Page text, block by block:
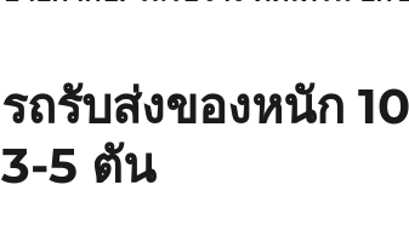
รถรับส่งของหนัก
3-5 ตัน